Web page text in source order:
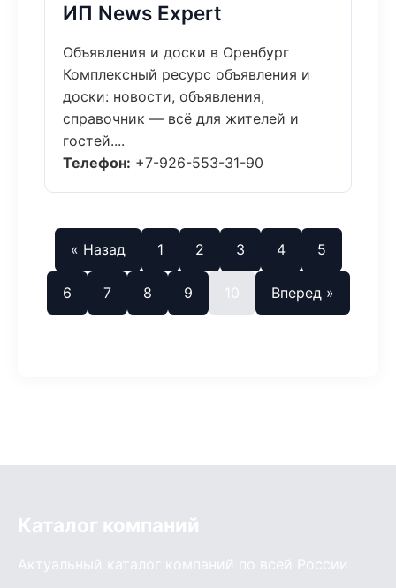
ИП News Expert
Объявления и доски в Оренбург
Комплексный ресурс объявления и
доски: новости, объявления,
справочник — всё для жителей и
гостей....
Телефон: +7-926-553-31-90
« Назад 1 2 3 4 5
6 7 8 9 10 Вперед »
Каталог компаний
Актуальный каталог компаний по всей России